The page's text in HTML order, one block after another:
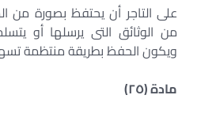
على التاجر أن يحتفظ بصورة من
من الوثائق التى يرسلها أو
ويكون الحفظ بطريقة منتظمة
مادة (٢٥)